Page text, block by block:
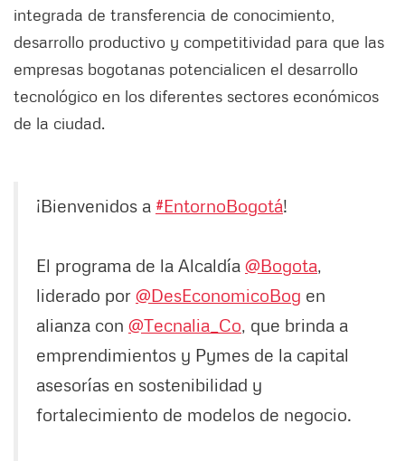
integrada de transferencia de conocimiento,
desarrollo productivo y competitividad para que las
empresas bogotanas potencialicen el desarrollo
tecnológico en los diferentes sectores económicos
de la ciudad.
¡Bienvenidos a #EntornoBogotá!
El programa de la Alcaldía @Bogota
liderado por @DesEconomicoBog en
alianza con @Tecnalia_Co , que brinda a
emprendimientos y Pymes de la capital
asesorías en sostenibilidad y
fortalecimiento de modelos de negocio.